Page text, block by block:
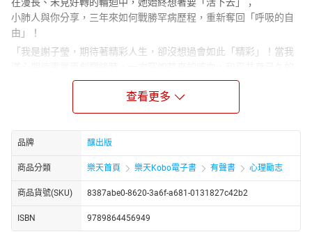
小肺人與你分享，三年來如何戰勝罕病歷程，重新奪回「呼吸的自
由」！
「我是謝子瑩，期待著精彩人生，卻沒想過會如此「精彩」！當我
非結核分枝桿菌（NTM）無預警宣戰，讓我就此跌落深谷，人生宛
和法定傳染病肺結核不同，NTM不會人傳人，且致病力較低。原
以為只是開個小刀，住院五天就能出院，但恢復狀況遠不如預期──
左肺的破洞經過數次開刀仍修補不全，甚至從小區域擴展到整個左
肺塌陷；最後更臨時更改手術，轉而在背部開了個洞，持續清創處
理長達半年，但為了填補傷口，不得不犧牲掉完好的左腳大腿肌……
一年共開六次刀，誰能想像？
待肺部痊癒，為了不枉費左腳的犧牲，我努力進行一連串復健，
從最初完全無法使力，到慢慢拄著拐杖移動、開始上下樓梯，練習
查看更多
品牌 釀出版
商品分類 樂天首頁 樂天Kobo電子書 有聲書 心理勵志
商品貨號(SKU) 8387abe0-8620-3a6f-a681-0131827c42b2
ISBN 9789864456949